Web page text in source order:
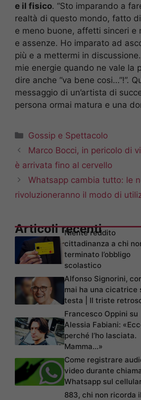
e il fisico. “Sto imparando a
realtà di questo mondo, fatto
e meno buone, affetti sinceri e
e assenze. Ho imparato ad
più e a mettermi in
mie energie quando ne vale la
dire anche “va bene cosi…”!”.
messaggio di un’artista di
persona ormai matura e una
Categorie
Gossip e Spettacolo
Marco Bocci, in pericolo di
è arrivata fino al cervello
Whatsapp cambia tutto: le
rivoluzioneranno il modo di
Articoli recenti
Niente reddito
cittadinanza a chi
terminato l’obbligo
scolastico
Alfonso Signorini,
mai ha una cicatrice
testa | Il triste
Francesco Oppini su
Alessia Fabiani:
perché l’ho lasciata.
Mamma…»
Come registrare
video durante
Whatsapp sul
883, chi non ricorda il